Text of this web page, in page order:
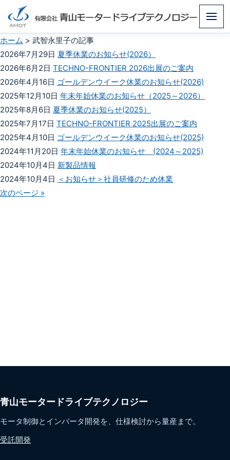
メ
ホーム > 武智永里子の記事
2026年7月29日 夏季休業のお知らせ(2026）
2026年6月2日 TECHNO-FRONTIER 2026出展のご案内
2026年4月16日 ゴールデンウイーク休業のお知らせ(2026)
2025年12月10日 年末年始休業のお知らせ（2025～2026）
2025年8月6日 夏季休業のお知らせ(2025）
2025年7月17日 TECHNO-FRONTIER 2025出展のご案内
2025年4月10日 ゴールデンウイーク休業のお知らせ(2025)
2024年11月20日 年末年始休業のお知らせ (2024～2025)
2024年10月4日 新製品情報
2024年10月4日 ＜お知らせ＞社員研修のため休業
次のページ »
青山モータードライブテクノロジー
モータ制御とインバータ開発を、仕様検討から量産まで。
受託開発